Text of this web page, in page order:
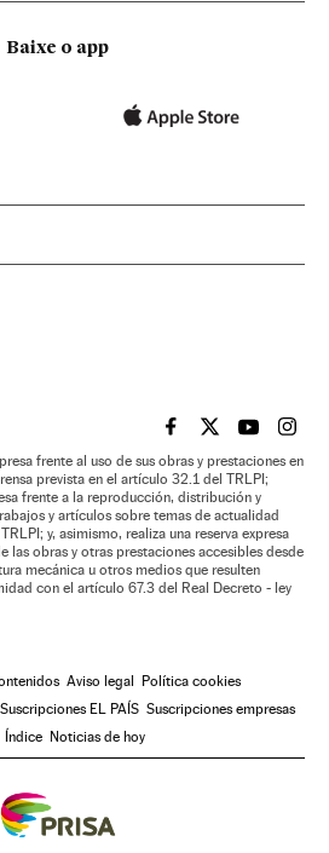
Baixe o app
EL PAÍS BRASIL EN
EL PAÍSEL PAÍS
EL
frente al uso de sus obras y prestaciones en
prevista en el artículo 32.1 del TRLPI;
frente a la reproducción, distribución y
y artículos sobre temas de actualidad
y, asimismo, realiza una reserva expresa
las obras y otras prestaciones accesibles desde
mecánica u otros medios que resulten
con el artículo 67.3 del Real Decreto - ley
Aviso legal Política cookies
Suscripciones EL PAÍS Suscripciones empresas
Índice Noticias de hoy